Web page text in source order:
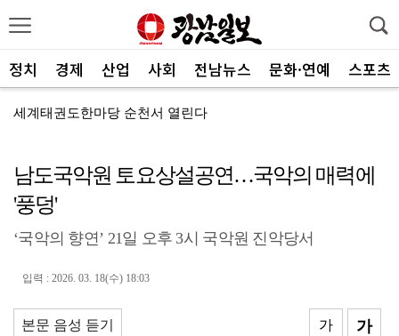
정치 경제 산업 사회 전남뉴스 문화·연예 스포츠
세계태권도한마당 순천서 열린다
전남도체육회, 유소년 스포츠 인재 육성 박차
'말 대신 몸짓으로'…몸과 마음 잇는 무언의 인문학
무안오승우미술관, 자연과 빛이 어우러진 기획전 개최
현대차 ‘디 올 뉴 아반떼’, 계약 첫날 1만대 돌파
남도국악원 토요상설공연…국악의 매력에
'풍덩'
‘국악의 향연’ 21일 오후 3시 국악원 진악당서
입력 : 2026. 03. 18(수) 18:03
본문 음성 듣기 가
가